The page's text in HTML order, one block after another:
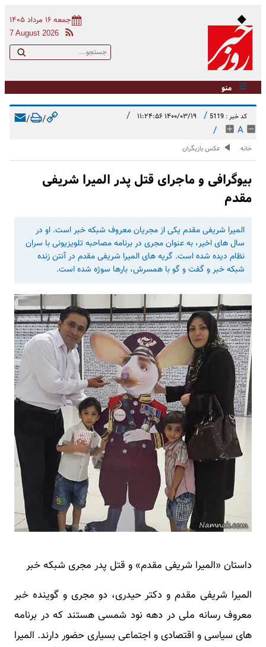
جمعه ۱۶ مرداد ۱۴۰۵
7 August 2026
منو
کد خبر : 5119 / ۱۴۰۰/۰۳/۱۹ ۱۱:۲۴:۵۶ /
A
/
/
/
خانه عکس بازیگران
بیوگرافی و ماجرای قتل پدر المیرا شریفی
مقدم
المیرا شریفی مقدم یکی از مجریان معروف شبکه خبر است. او در
سال های اخیر، به عنوان مجری در برنامه مصاحبه تلویزیونی با سران
نظام دیده شده است. گریه های المیرا شریفی مقدم در آنتن زنده
شبکه خبر و گفت و گو با همسرش، بارها سوژه شده است.
داستان «المیرا شریفی مقدم» و قتل پدر مجری شبکه خبر
المیرا شریفی مقدم و دکتر حیدری، دو مجری و گوینده خبر
معروف رسانه ملی در دهه نود شمسی هستند که در برنامه
های سیاسی و اقتصادی و اجتماعی بسیاری حضور دارند. المیرا